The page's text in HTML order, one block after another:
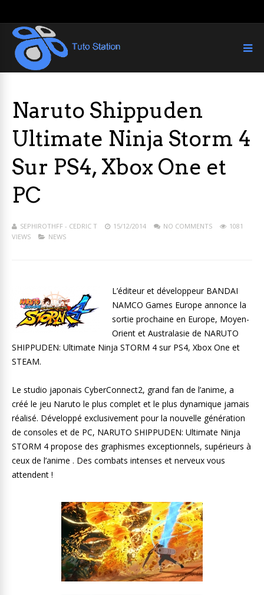
Naruto Shippuden
Ultimate Ninja Storm 4
Sur PS4, Xbox One et
PC
SEPHIROTHFF - CEDRIC T 15/12/2014 NO COMMENTS
1081
VIEWS
NEWS
L’éditeur et développeur BANDAI
NAMCO Games Europe annonce la
sortie prochaine en Europe, Moyen-
Orient et Australasie de NARUTO
SHIPPUDEN: Ultimate Ninja STORM 4 sur PS4, Xbox One et
STEAM.
Le studio japonais CyberConnect2, grand fan de l’anime, a
créé le jeu Naruto le plus complet et le plus dynamique jamais
réalisé. Développé exclusivement pour la nouvelle génération
de consoles et de PC, NARUTO SHIPPUDEN: Ultimate Ninja
STORM 4 propose des graphismes exceptionnels, supérieurs à
ceux de l’anime . Des combats intenses et nerveux vous
attendent !